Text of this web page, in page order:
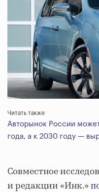
Читать также
Авторынок России
года, а к 2030 году —
Совместное
и редакции «Инк.»